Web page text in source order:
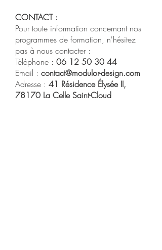
CONTACT :
Pour toute information concernant nos
programmes de formation, n'hésitez
pas à nous contacter :
Téléphone : 06 12 50 30 44
Email : contact@modulor-design.com
Adresse : 41 Résidence Élysée II,
78170 La Celle Saint-Cloud